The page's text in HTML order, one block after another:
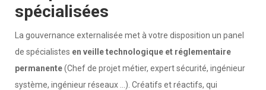
spécialisées
La gouvernance externalisée met à votre disposition un panel
de spécialistes en veille technologique et réglementaire
permanente(Chef de projet métier, expert sécurité, ingénieur
système, ingénieur réseaux …). Créatifs et réactifs, qui